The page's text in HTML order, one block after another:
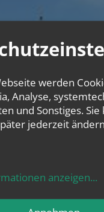
werden
Analyse,
und Sonstiges.
jederzeit
anzeigen...